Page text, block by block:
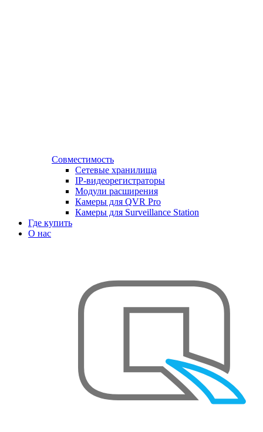
Совместимость
Сетевые хранилища
IP-видеорегистраторы
Модули расширения
Камеры для QVR Pro
Камеры для Surveillance Station
Где купить
О нас